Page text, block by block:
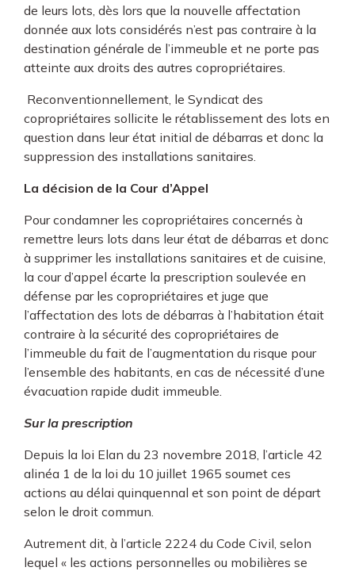
de leurs lots, dès lors que la nouvelle affectation
donnée aux lots considérés n’est pas contraire à la
destination générale de l’immeuble et ne porte pas
atteinte aux droits des autres copropriétaires.
Reconventionnellement, le Syndicat des
copropriétaires sollicite le rétablissement des lots en
question dans leur état initial de débarras et donc la
suppression des installations sanitaires.
La décision de la Cour d’Appel
Pour condamner les copropriétaires concernés à
remettre leurs lots dans leur état de débarras et donc
à supprimer les installations sanitaires et de cuisine,
la cour d’appel écarte la prescription soulevée en
défense par les copropriétaires et juge que
l’affectation des lots de débarras à l’habitation était
contraire à la sécurité des copropriétaires de
l’immeuble du fait de l’augmentation du risque pour
l’ensemble des habitants, en cas de nécessité d’une
évacuation rapide dudit immeuble.
Sur la prescription
Depuis la loi Elan du 23 novembre 2018, l’article 42
alinéa 1 de la loi du 10 juillet 1965 soumet ces
actions au délai quinquennal et son point de départ
selon le droit commun.
Autrement dit, à l’article 2224 du Code Civil, selon
lequel « les actions personnelles ou mobilières se